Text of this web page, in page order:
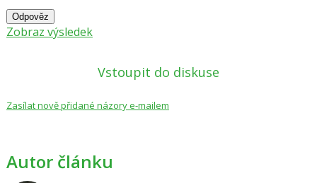
Odpověz
Zobraz výsledek
Vstoupit do diskuse
Zasílat nově přidané názory e-mailem
Autor článku